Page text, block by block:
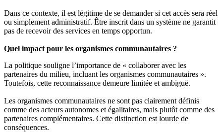
Dans ce contexte, il est légitime de se demander si cet accès sera réel
ou simplement administratif. Être inscrit dans un système ne garantit
pas de recevoir des services en temps opportun.
Quel impact pour les organismes communautaires ?
La politique souligne l’importance de « collaborer avec les
partenaires du milieu, incluant les organismes communautaires ».
Toutefois, cette reconnaissance demeure limitée et ambiguë.
Les organismes communautaires ne sont pas clairement définis
comme des acteurs autonomes et égalitaires, mais plutôt comme des
partenaires complémentaires. Cette distinction est lourde de
conséquences.